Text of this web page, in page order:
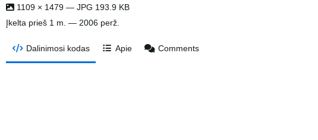
1109 × 1479 — JPG 193.9 KB
Įkelta prieš 1 m. — 2006 perž.
Dalinimosi kodas Apie Comments